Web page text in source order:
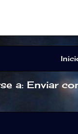
a:Enviar